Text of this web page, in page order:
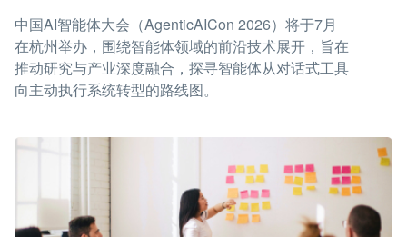
中国AI智能体大会（AgenticAICon 2026）将于7月
在杭州举办，围绕智能体领域的前沿技术展开，旨在
推动研究与产业深度融合，探寻智能体从对话式工具
向主动执行系统转型的路线图。